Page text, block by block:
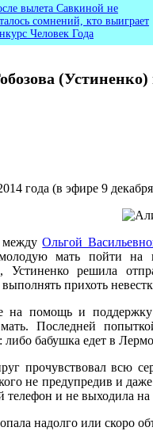
вылета Савкиной не
сомнений, кто выиграет
Человек Года
года (в эфире 9
междуОльгой
мать пойти на
Устиненко решила
выполнять прихоть
на помощь и поддержку
Последней
либо бабушка едет в
прочувствовал всю
не предупредив и даже
телефон и не выходила
надолго или скоро